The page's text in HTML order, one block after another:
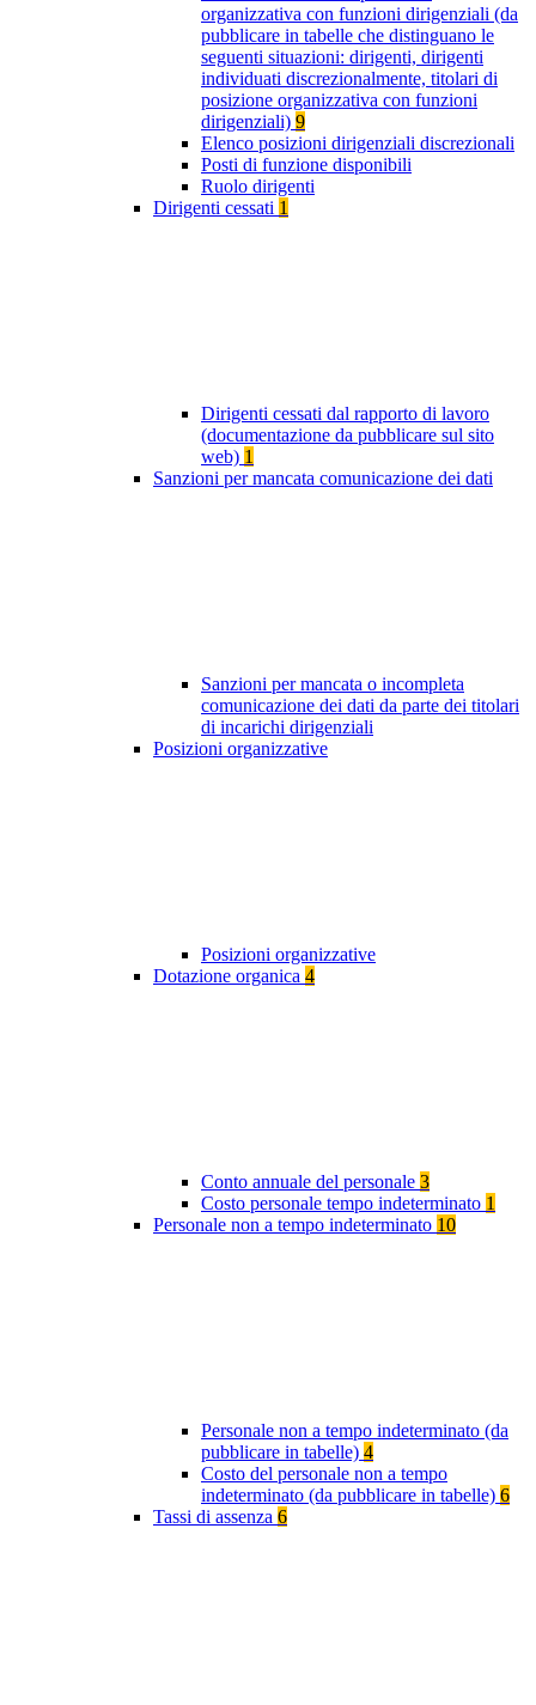
organizzativa con funzioni dirigenziali (da
pubblicare in tabelle che distinguano le
seguenti situazioni: dirigenti, dirigenti
individuati discrezionalmente, titolari di
posizione organizzativa con funzioni
dirigenziali) 9
Elenco posizioni dirigenziali discrezionali
Posti di funzione disponibili
Ruolo dirigenti
Dirigenti cessati 1
Dirigenti cessati dal rapporto di lavoro
(documentazione da pubblicare sul sito
web) 1
Sanzioni per mancata comunicazione dei dati
Sanzioni per mancata o incompleta
comunicazione dei dati da parte dei titolari
di incarichi dirigenziali
Posizioni organizzative
Posizioni organizzative
Dotazione organica 4
Conto annuale del personale 3
Costo personale tempo indeterminato 1
Personale non a tempo indeterminato 10
Personale non a tempo indeterminato (da
pubblicare in tabelle) 4
Costo del personale non a tempo
indeterminato (da pubblicare in tabelle) 6
Tassi di assenza 6